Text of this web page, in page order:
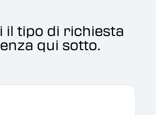
il tipo di richiesta
qui sotto.